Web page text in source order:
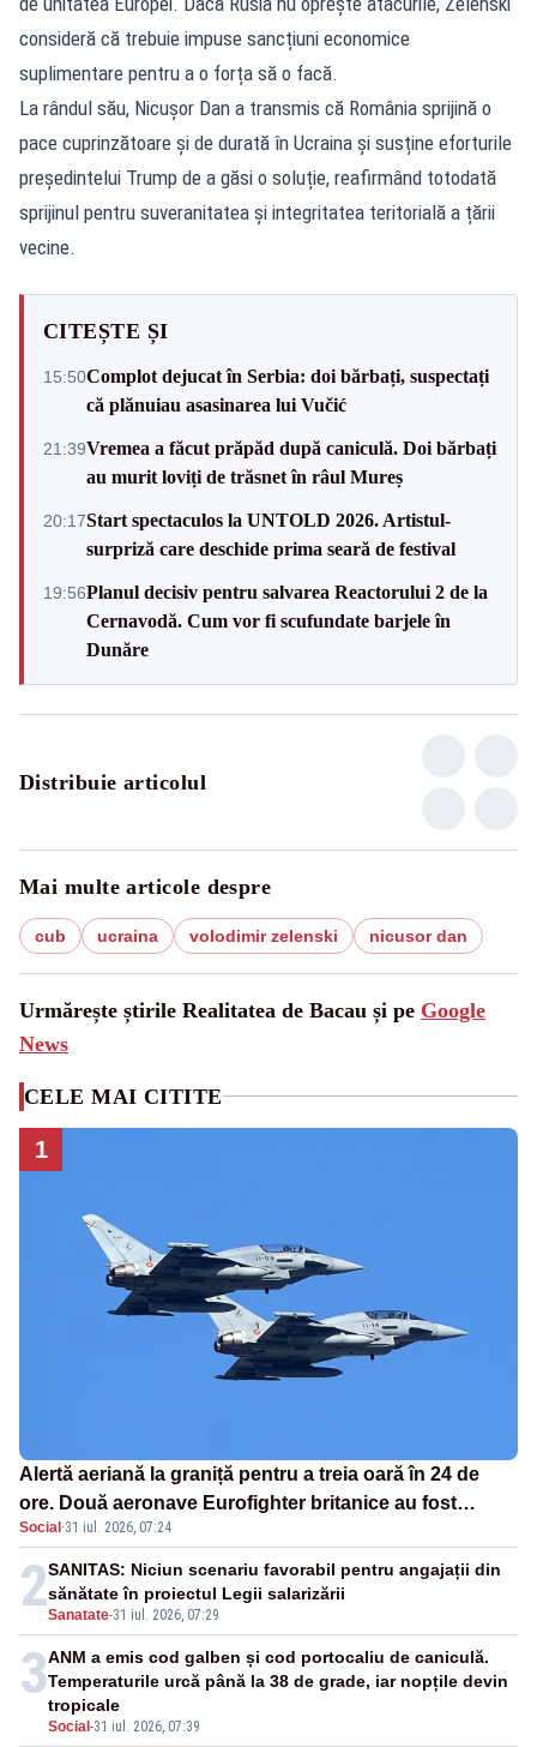
consideră că trebuie impuse sancțiuni economice
suplimentare pentru a o forța să o facă.
La rândul său, Nicușor Dan a transmis că România sprijină o
pace cuprinzătoare și de durată în Ucraina și susține eforturile
președintelui Trump de a găsi o soluție, reafirmând totodată
sprijinul pentru suveranitatea și integritatea teritorială a țării
vecine.
CITEȘTE ȘI
15:50Complot dejucat în Serbia: doi bărbați, suspectați
că plănuiau asasinarea lui Vučić
21:39Vremea a făcut prăpăd după caniculă. Doi bărbați
au murit loviți de trăsnet în râul Mureș
20:17Start spectaculos la UNTOLD 2026. Artistul-
surpriză care deschide prima seară de festival
19:56Planul decisiv pentru salvarea Reactorului 2 de la
Cernavodă. Cum vor fi scufundate barjele în
Dunăre
Distribuie articolul
Mai multe articole despre
cub ucraina volodimir zelenski nicusor dan
Urmărește știrile Realitatea de Bacau și pe Google
News
CELE MAI CITITE
1
Alertă aeriană la graniță pentru a treia oară în 24 de
ore. Două aeronave Eurofighter britanice au fost
ridicate de la sol
Social ·31 iul. 2026, 07:24
2Sanatate-31 iul. 2026, 07:29
SANITAS: Niciun scenariu favorabil pentru angajații din
sănătate în proiectul Legii salarizării
3
Social -31 iul. 2026, 07:39
ANM a emis cod galben și cod portocaliu de caniculă.
Temperaturile urcă până la 38 de grade, iar nopțile devin
tropicale